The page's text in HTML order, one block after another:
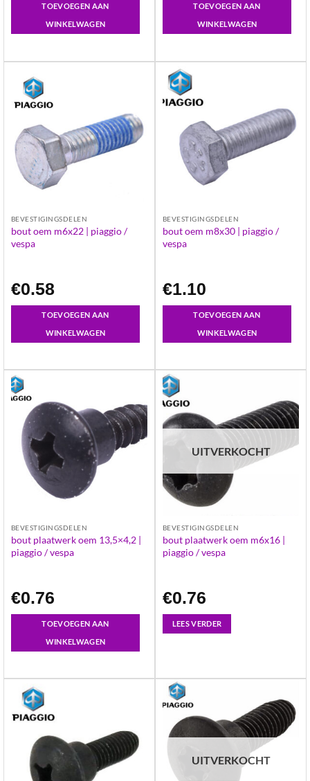
TOEVOEGEN AAN
WINKELWAGEN
TOEVOEGEN AAN
WINKELWAGEN
BEVESTIGINGSDELEN
bout oem m6x22 | piaggio /
vespa
€0.58
TOEVOEGEN AAN
WINKELWAGEN
BEVESTIGINGSDELEN
bout oem m8x30 | piaggio /
vespa
€1.10
TOEVOEGEN AAN
WINKELWAGEN
BEVESTIGINGSDELEN
bout plaatwerk oem 13,5×4,2 |
piaggio / vespa
€0.76
TOEVOEGEN AAN
WINKELWAGEN
UITVERKOCHT
BEVESTIGINGSDELEN
bout plaatwerk oem m6x16 |
piaggio / vespa
€0.76
LEES VERDER
UITVERKOCHT